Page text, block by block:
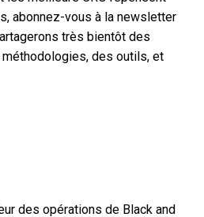
abonnez-vous à la newsletter
très bientôt des
des outils, et
des opérations de Black and